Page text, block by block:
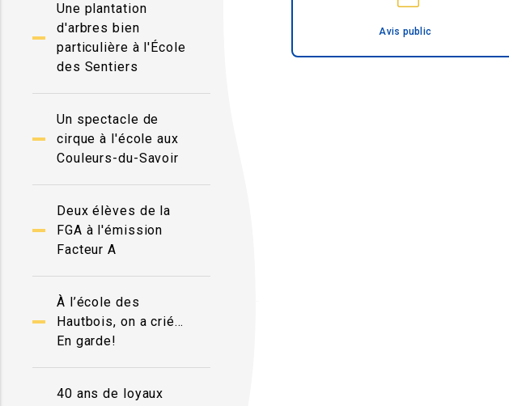
Une plantation
d'arbres bien
particulière à l'École
des Sentiers
Un spectacle de
cirque à l'école aux
Couleurs-du-Savoir
Deux élèves de la
FGA à l'émission
Facteur A
À l’école des
Hautbois, on a crié…
En garde!
40 ans de loyaux
Avis public